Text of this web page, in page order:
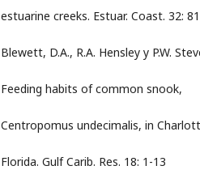
estuarine creeks. Estuar. Coast. 32:
Blewett, D.A., R.A. Hensley y P.W.
Feeding habits of common snook,
Centropomus undecimalis, in
Florida. Gulf Carib. Res. 18: 1-13